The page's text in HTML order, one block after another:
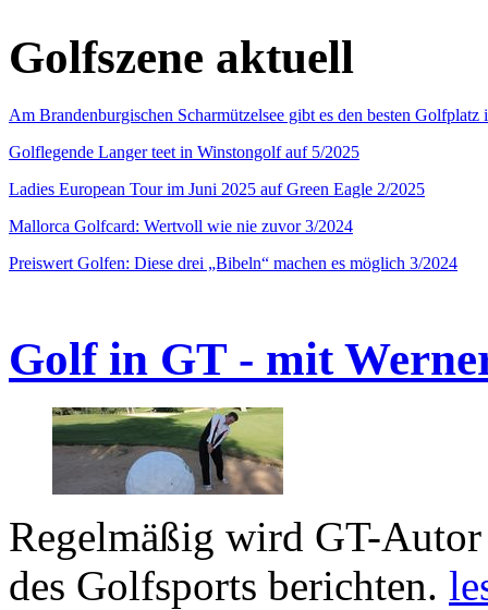
Golfszene aktuell
Am Brandenburgischen Scharmützelsee gibt es den besten
Golflegende Langer teet in Winstongolf auf 5/2025
Ladies European Tour im Juni 2025 auf Green Eagle 2/2025
Mallorca Golfcard: Wertvoll wie nie zuvor 3/2024
Preiswert Golfen: Diese drei „Bibeln“ machen es möglich 3/2024
Golf in GT - mit
Regelmäßig wird GT-
des Golfsports berichten.